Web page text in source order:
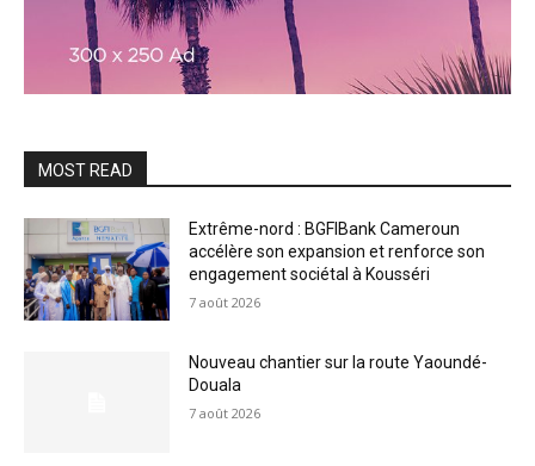
MOST READ
Extrême-nord : BGFIBank Cameroun
accélère son expansion et renforce son
engagement sociétal à Kousséri
7 août 2026
Nouveau chantier sur la route Yaoundé-
Douala
7 août 2026